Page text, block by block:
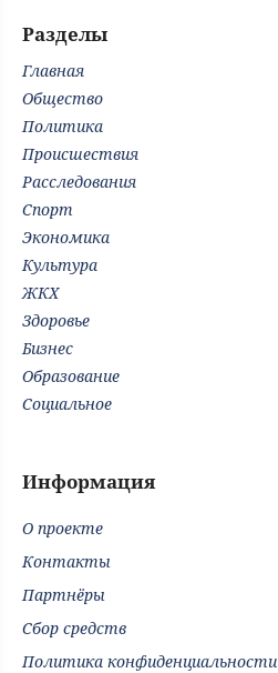
Разделы
Главная
Общество
Политика
Происшествия
Расследования
Спорт
Экономика
Культура
ЖКХ
Здоровье
Бизнес
Образование
Социальное
Информация
О проекте
Контакты
Партнёры
Сбор средств
Политика конфиденциальности